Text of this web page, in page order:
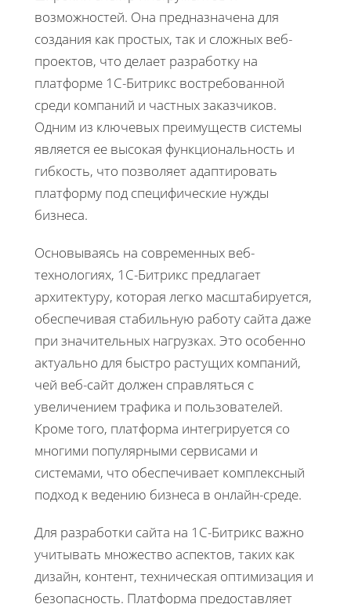
возможностей. Она предназначена для
создания как простых, так и сложных веб-
проектов, что делает разработку на
платформе 1С-Битрикс востребованной
среди компаний и частных заказчиков.
Одним из ключевых преимуществ системы
является ее высокая функциональность и
гибкость, что позволяет адаптировать
платформу под специфические нужды
бизнеса.
Основываясь на современных веб-
технологиях, 1С-Битрикс предлагает
архитектуру, которая легко масштабируется,
обеспечивая стабильную работу сайта даже
при значительных нагрузках. Это особенно
актуально для быстро растущих компаний,
чей веб-сайт должен справляться с
увеличением трафика и пользователей.
Кроме того, платформа интегрируется со
многими популярными сервисами и
системами, что обеспечивает комплексный
подход к ведению бизнеса в онлайн-среде.
Для разработки сайта на 1С-Битрикс важно
учитывать множество аспектов, таких как
дизайн, контент, техническая оптимизация и
безопасность. Платформа предоставляет